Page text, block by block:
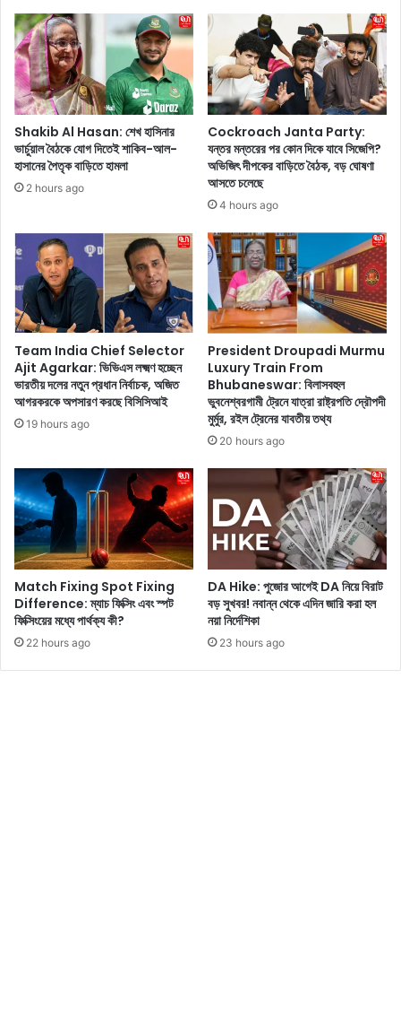
ই
তী
ব্র
উ
ত্তে
জ
না
,
ক্ষো
ভ
কা
শ
র
লে
ন
জো
ট
স
ঙ্গী
রা
র
প
র
কা
ন
ল
চ্চি
উ
স
বে
লে
ন
তা
রা
সু
তা
রি
য়া
মা
ন
ব
ন্দ
রে
ধ
রা
প
ড়
ল
অ
Shakib Al Hasan: শেখ হাসিনার
ভার্চুয়াল বৈঠকে যোগ দিতেই শাকিব-আল-
হাসানের পৈতৃক বাড়িতে হামলা
2 hours ago
Cockroach Janta Party:
যন্তর মন্তরের পর কোন দিকে যাবে সিজেপি?
অভিজিৎ দীপকের বাড়িতে বৈঠক, বড় ঘোষণা
আসতে চলেছে
4 hours ago
Team India Chief Selector
Ajit Agarkar: ভিভিএস লক্ষ্মণ হচ্ছেন
ভারতীয় দলের নতুন প্রধান নির্বাচক, অজিত
আগরকরকে অপসারণ করছে বিসিসিআই
19 hours ago
President Droupadi Murmu
Luxury Train From
Bhubaneswar: বিলাসবহুল
ভুবনেশ্বরগামী ট্রেনে যাত্রা রাষ্ট্রপতি দ্রৌপদী
মুর্মুর, রইল ট্রেনের যাবতীয় তথ্য
20 hours ago
Match Fixing Spot Fixing
Difference: ম্যাচ ফিক্সিং এবং স্পট
ফিক্সিংয়ের মধ্যে পার্থক্য কী?
22 hours ago
DA Hike: পুজোর আগেই DA নিয়ে বিরাট
বড় সুখবর! নবান্ন থেকে এদিন জারি করা হল
নয়া নির্দেশিকা
23 hours ago